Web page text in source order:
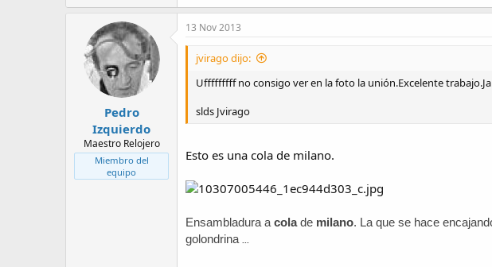
Pedro
Izquierdo
Maestro Relojero
Miembro del
equipo
13 Nov 2013
jvirago dijo:
Ufffffffff no consigo ver en la foto la unión.Excelente
slds Jvirago
Esto es una cola de milano.
Ensambladura a colade milano. La que se hace
golondrina